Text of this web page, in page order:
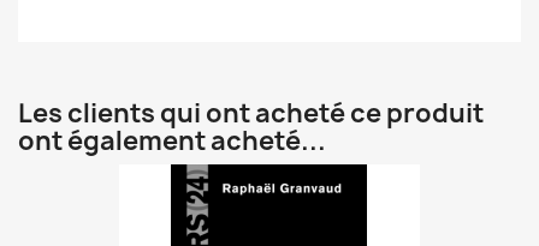
Les clients qui ont acheté ce produit
ont également acheté...